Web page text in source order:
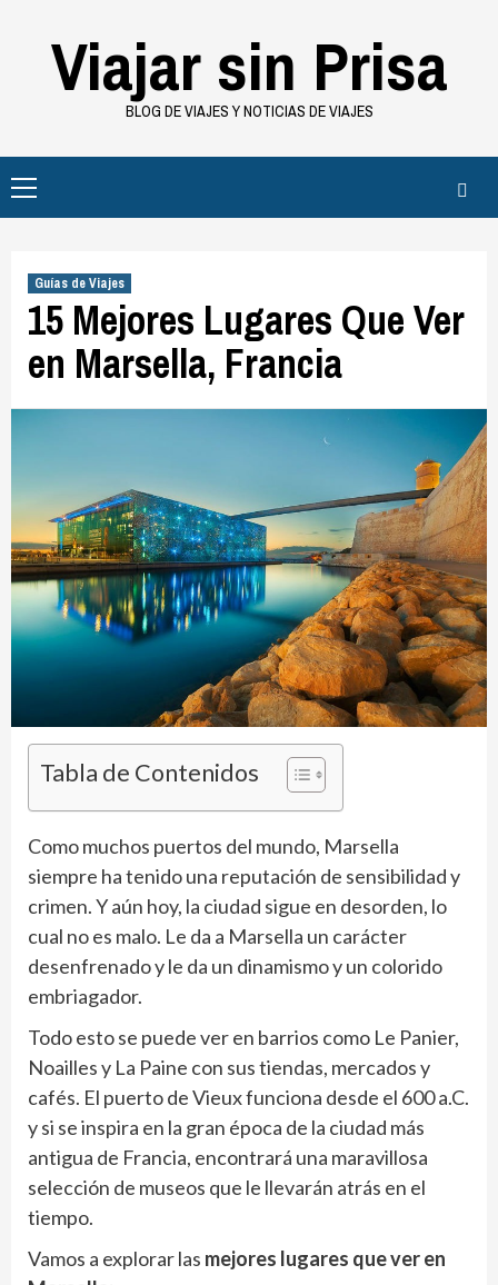
contenidoViajar sin Prisa
BLOG DE VIAJES Y NOTICIAS DE VIAJES
principal
Guías de Viajes
15 Mejores Lugares Que Ver
en Marsella, Francia
Tabla de Contenidos
Como muchos puertos del mundo, Marsella
siempre ha tenido una reputación de sensibilidad y
crimen. Y aún hoy, la ciudad sigue en desorden, lo
cual no es malo. Le da a Marsella un carácter
desenfrenado y le da un dinamismo y un colorido
embriagador.
Todo esto se puede ver en barrios como Le Panier,
Noailles y La Paine con sus tiendas, mercados y
cafés. El puerto de Vieux funciona desde el 600 a.C.
y si se inspira en la gran época de la ciudad más
antigua de Francia, encontrará una maravillosa
selección de museos que le llevarán atrás en el
tiempo.
Vamos a explorar las mejores lugares que ver en